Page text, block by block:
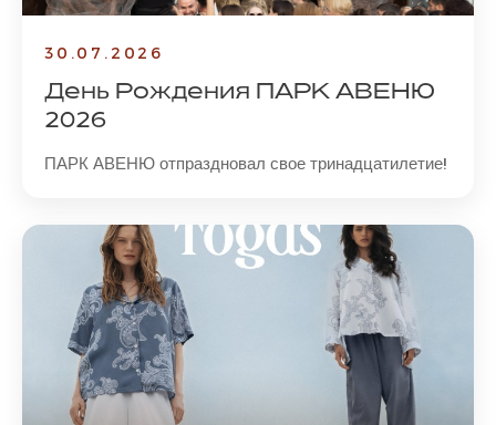
30.07.2026
День Рождения ПАРК АВЕНЮ
2026
ПАРК АВЕНЮ отпраздновал свое тринадцатилетие!